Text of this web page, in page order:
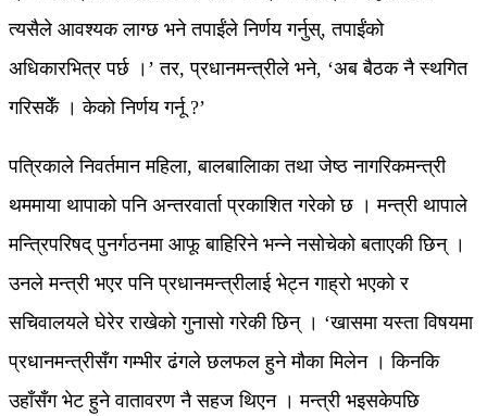
त्यसैले आवश्यक लाग्छ भने तपाईंले निर्णय गर्नुस्, तपाईंको
अधिकारभित्र पर्छ ।’ तर, प्रधानमन्त्रीले भने, ‘अब बैठक नै स्थगित
गरिसकेँ । केको निर्णय गर्नू ?’
पत्रिकाले निवर्तमान महिला, बालबालिाका तथा जेष्ठ नागरिकमन्त्री
थममाया थापाको पनि अन्तरवार्ता प्रकाशित गरेको छ । मन्त्री थापाले
मन्त्रिपरिषद् पुनर्गठनमा आफू बाहिरिने भन्ने नसोचेको बताएकी छिन् ।
उनले मन्त्री भएर पनि प्रधानमन्त्रीलाई भेट्न गाह्रो भएको र
सचिवालयले घेरेर राखेको गुनासो गरेकी छिन् । ‘खासमा यस्ता विषयमा
प्रधानमन्त्रीसँग गम्भीर ढंगले छलफल हुने मौका मिलेन । किनकि
उहाँसँग भेट हुने वातावरण नै सहज थिएन । मन्त्री भइसकेपछि